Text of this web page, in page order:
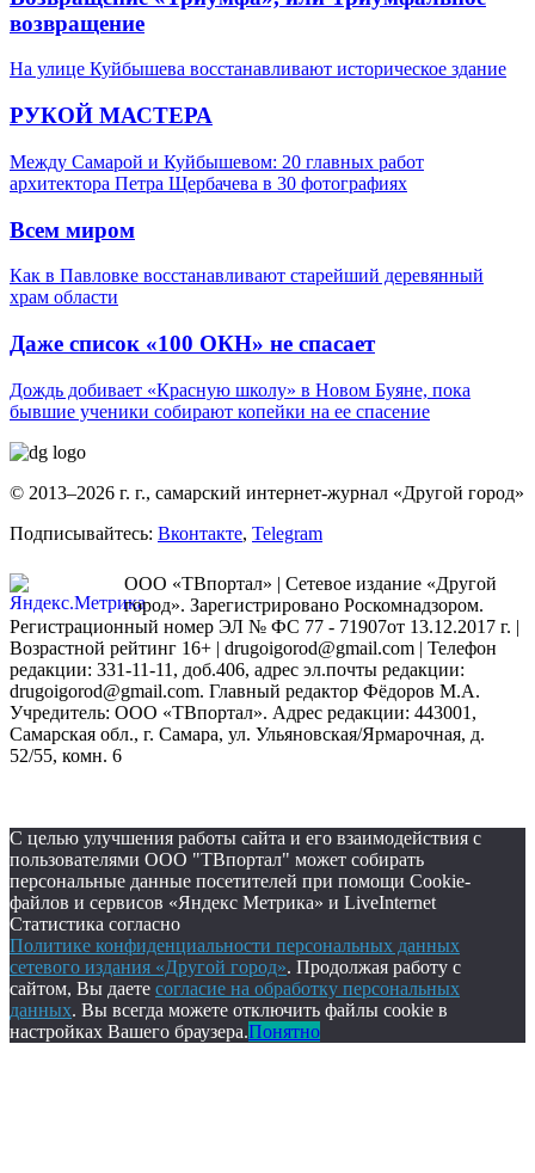
возвращение
На улице Куйбышева восстанавливают историческое здание
РУКОЙ МАСТЕРА
Между Самарой и Куйбышевом: 20 главных работ
архитектора Петра Щербачева в 30 фотографиях
Всем миром
Как в Павловке восстанавливают старейший деревянный
храм области
Даже список «100 ОКН» не спасает
Дождь добивает «Красную школу» в Новом Буяне, пока
бывшие ученики собирают копейки на ее спасение
© 2013–2026 г. г., самарский интернет-журнал «Другой город»
Подписывайтесь: Вконтакте, Telegram
ООО «ТВпортал» | Сетевое издание «Другой
город». Зарегистрировано Роскомнадзором.
Регистрационный номер ЭЛ № ФС 77 - 71907от 13.12.2017 г. |
Возрастной рейтинг 16+ | drugoigorod@gmail.com | Телефон
редакции: 331-11-11, доб.406, адрес эл.почты редакции:
drugoigorod@gmail.com. Главный редактор Фёдоров М.А.
Учредитель: ООО «ТВпортал». Адрес редакции: 443001,
Самарская обл., г. Самара, ул. Ульяновская/Ярмарочная, д.
52/55, комн. 6
С целью улучшения работы сайта и его взаимодействия с
пользователями ООО "ТВпортал" может собирать
персональные данные посетителей при помощи Cookie-
файлов и сервисов «Яндекс Метрика» и LiveInternet
Статистика согласно
Политике конфиденциальности персональных данных
сетевого издания «Другой город». Продолжая работу с
сайтом, Вы даете согласие на обработку персональных
данных. Вы всегда можете отключить файлы cookie в
настройках Вашего браузера.Понятно